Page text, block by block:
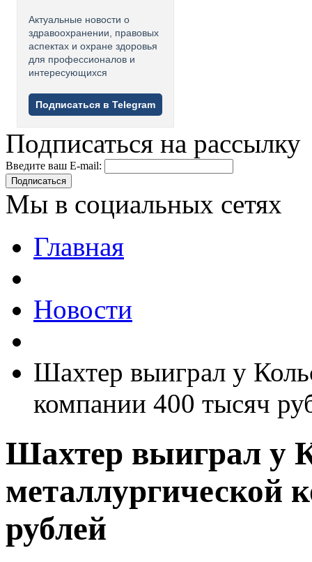
Актуальные новости о
здравоохранении, правовых
аспектах и охране здоровья
для профессионалов и
интересующихся
Подписаться в Telegram
Подписаться на рассылку
Введите ваш E-mail:
Подписаться
Мы в социальных сетях
Главная
Новости
Шахтер выиграл у
компании 400 тысяч
Шахтер выиграл у
металлургической
рублей